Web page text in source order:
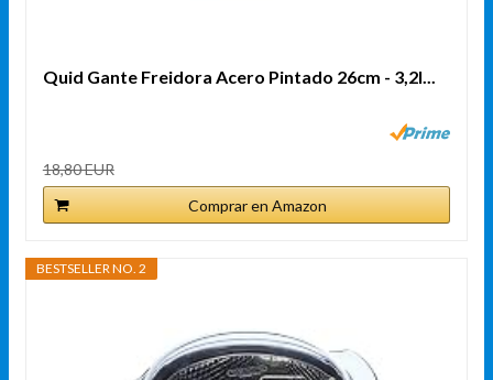
Quid Gante Freidora Acero Pintado 26cm - 3,2l...
18,80 EUR
Comprar en Amazon
BESTSELLER NO. 2